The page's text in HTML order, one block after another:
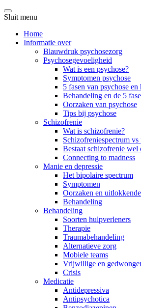
Sluit menu
Home
Informatie over
Blauwdruk psychosezorg
Psychosegevoeligheid
Wat is een psychose?
Symptomen psychose
5 fasen van psychose en
Behandeling en de 5
Oorzaken van psychose
Tips bij psychose
Schizofrenie
Wat is schizofrenie?
Schizofreniespectrum vs
Bestaat schizofrenie wel
Connecting to madness
Manie en depressie
Het bipolaire spectrum
Symptomen
Oorzaken en
Behandeling
Behandeling
Soorten hulpverleners
Therapie
Traumabehandeling
Alternatieve zorg
Mobiele teams
Vrijwillige en
Crisis
Medicatie
Antidepressiva
Antipsychotica